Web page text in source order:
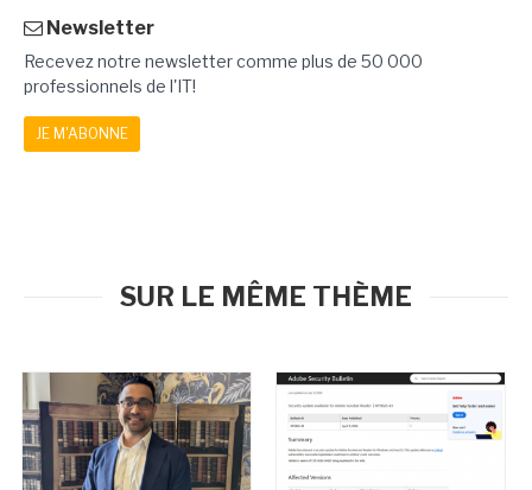
Newsletter
Recevez notre newsletter comme plus de 50 000
professionnels de l'IT!
JE M'ABONNE
SUR LE MÊME THÈME